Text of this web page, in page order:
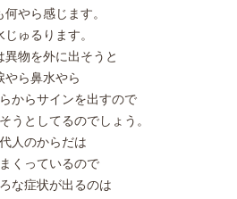
何やら感じます。
じゅるります。
異物を外に出そうと
やら鼻水やら
からサインを出すので
うとしてるのでしょう。
人のからだは
くっているので
な症状が出るのは